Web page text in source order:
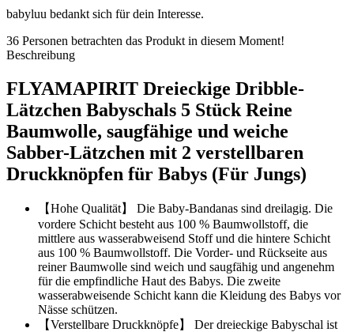
babyluu bedankt sich für dein Interesse.
36 Personen betrachten das Produkt in diesem Moment!
Beschreibung
FLYAMAPIRIT Dreieckige Dribble-
Lätzchen Babyschals 5 Stück Reine
Baumwolle, saugfähige und weiche
Sabber-Lätzchen mit 2 verstellbaren
Druckknöpfen für Babys (Für Jungs)
【Hohe Qualität】 Die Baby-Bandanas sind dreilagig. Die
vordere Schicht besteht aus 100 % Baumwollstoff, die
mittlere aus wasserabweisend Stoff und die hintere Schicht
aus 100 % Baumwollstoff. Die Vorder- und Rückseite aus
reiner Baumwolle sind weich und saugfähig und angenehm
für die empfindliche Haut des Babys. Die zweite
wasserabweisende Schicht kann die Kleidung des Babys vor
Nässe schützen.
【Verstellbare Druckknöpfe】 Der dreieckige Babyschal ist